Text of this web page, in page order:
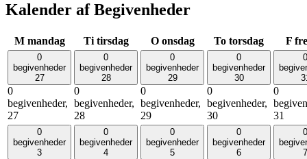
Kalender af Begivenheder
M mandag Ti tirsdag O onsdag To torsdag F
0
begivenheder
27
0
begivenheder,
27
0
begivenheder
28
0
begivenheder,
28
0
begivenheder
29
0
begivenheder,
29
0
begivenheder
30
0
begivenheder,
30
0
0
31
0
begivenheder
3
0
begivenheder
4
0
begivenheder
5
0
begivenheder
6
0
7